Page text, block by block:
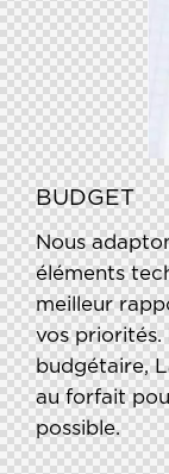
BUDGET
Nous
éléments
meilleur
vos priorités.
budgétaire,
au forfait
possible.